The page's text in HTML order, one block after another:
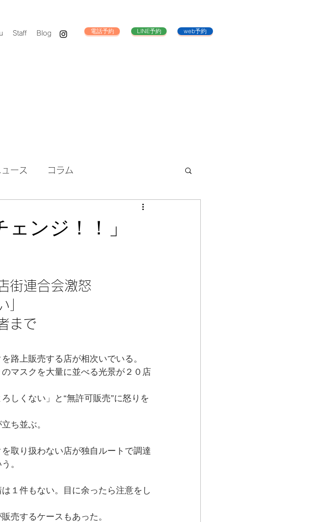
Staff Blog 電話予約 LINE予約 web予約
ース コラム
ンジ！！」
街連合会激怒
」
まで
路上販売する店が相次いでいる。
マスクを大量に並べる光景が２０店
しくない」と“無許可販売”に怒りを
ち並ぶ。
取り扱わない店が独自ルートで調達
。
１件もない。目に余ったら注意をし
売するケースもあった。